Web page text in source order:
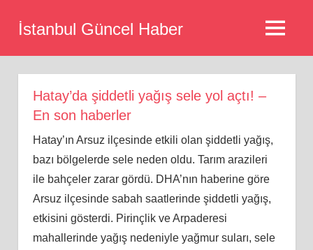
İstanbul Güncel Haber MENU
Hatay’da şiddetli yağış sele yol açtı! –
En son haberler
Hatay’ın Arsuz ilçesinde etkili olan şiddetli yağış,
bazı bölgelerde sele neden oldu. Tarım arazileri
ile bahçeler zarar gördü. DHA’nın haberine göre
Arsuz ilçesinde sabah saatlerinde şiddetli yağış,
etkisini gösterdi. Pirinçlik ve Arpaderesi
mahallerinde yağış nedeniyle yağmur suları, sele